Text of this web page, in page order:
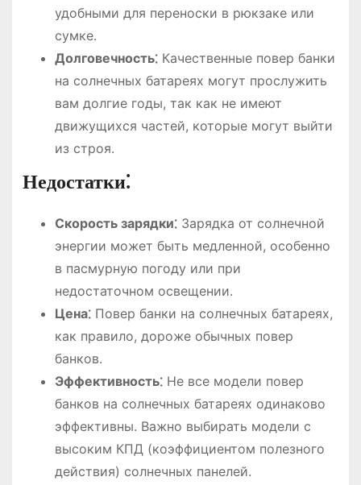
удобными для переноски в рюкзаке или
сумке.
Долговечность⁚Качественные повер банки
на солнечных батареях могут прослужить
вам долгие годы, так как не имеют
движущихся частей, которые могут выйти
из строя.
Недостатки⁚
Скорость зарядки⁚Зарядка от солнечной
энергии может быть медленной, особенно
в пасмурную погоду или при
недостаточном освещении.
Цена⁚Повер банки на солнечных батареях,
как правило, дороже обычных повер
банков.
Эффективность⁚Не все модели повер
банков на солнечных батареях одинаково
эффективны. Важно выбирать модели с
высоким КПД (коэффициентом полезного
действия) солнечных панелей.